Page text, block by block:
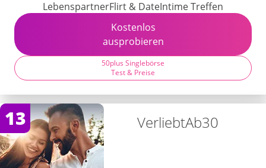
LebenspartnerFlirt & DateIntime Treffen
Kostenlos
ausprobieren
50plus Singlebörse
Test & Preise
13 VerliebtAb30